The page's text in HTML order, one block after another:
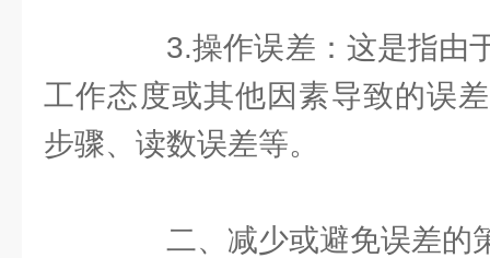
3.操作误差：这是指由
工作态度或其他因素导致的误
步骤、读数误差等。
二、减少或避免误差的